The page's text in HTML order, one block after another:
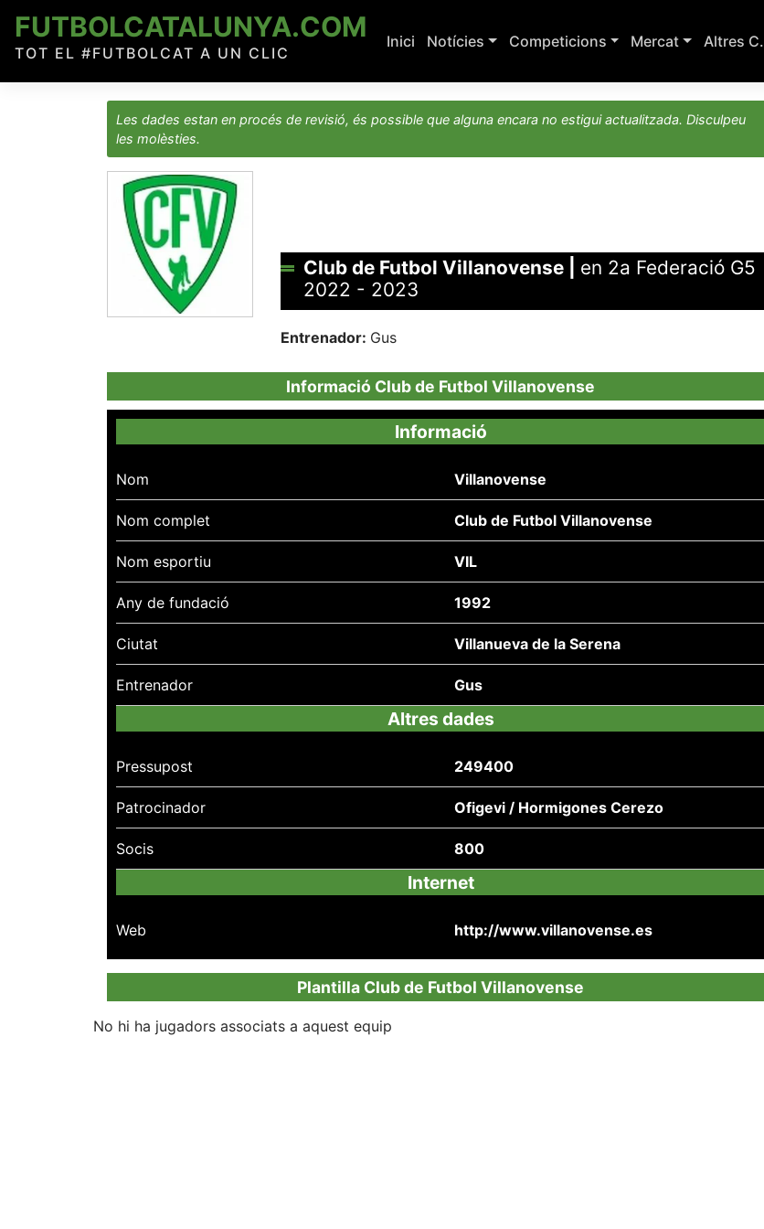
content
FUTBOLCATALUNYA.COM
TOT EL #FUTBOLCAT A UN CLIC
Inici Notícies Competicions Mercat Altres C.
Les dades estan en procés de revisió, és possible que alguna encara no estigui actualitzada. Disculpeu
les molèsties.
Club de Futbol Villanovense
en 2a Federació G5
2022 - 2023
Entrenador: Gus
Informació Club de Futbol Villanovense
Informació
Nom Villanovense
Nom complet Club de Futbol Villanovense
Nom esportiu VIL
Any de fundació 1992
Ciutat Villanueva de la Serena
Entrenador Gus
Altres dades
Pressupost 249400
Patrocinador Ofigevi / Hormigones Cerezo
Socis 800
Internet
Web http://www.villanovense.es
Plantilla Club de Futbol Villanovense
No hi ha jugadors associats a aquest equip
Aquestes
són
tècnic de la
web.
Estadístiques
dades
de manera
del lloc web